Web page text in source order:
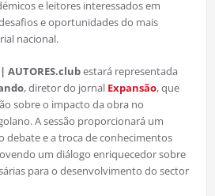
e leitores interessados em
e oportunidades do mais
nacional.
estará representada
, diretor do jornal Expansão, que
sobre o impacto da obra no
A sessão proporcionará um
debate e a troca de conhecimentos
um diálogo enriquecedor sobre
para o desenvolvimento do sector